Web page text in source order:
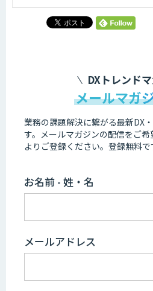
DXトレンド
メールマガ
業務の課題解決に繋がる最新DX
す。 メールマガジンの配信をご
よりご登録ください。登録無料で
お名前 - 姓・名
メールアドレス